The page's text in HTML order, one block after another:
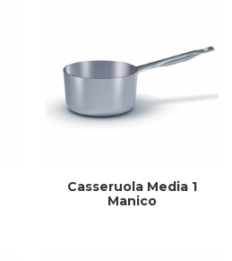
Casseruola Media 1
Manico